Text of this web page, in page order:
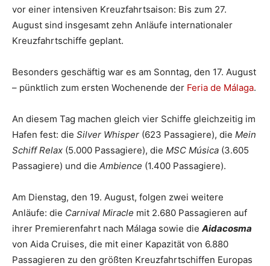
vor einer intensiven Kreuzfahrtsaison: Bis zum 27.
August sind insgesamt zehn Anläufe internationaler
Kreuzfahrtschiffe geplant.
Besonders geschäftig war es am Sonntag, den 17. August
– pünktlich zum ersten Wochenende der Feria de Málaga.
An diesem Tag machen gleich vier Schiffe gleichzeitig im
Hafen fest: die Silver Whisper (623 Passagiere), die Mein
Schiff Relax (5.000 Passagiere), die MSC Música (3.605
Passagiere) und die Ambience (1.400 Passagiere).
Am Dienstag, den 19. August, folgen zwei weitere
Anläufe: die Carnival Miracle mit 2.680 Passagieren auf
ihrer Premierenfahrt nach Málaga sowie die Aidacosma
von Aida Cruises, die mit einer Kapazität von 6.880
Passagieren zu den größten Kreuzfahrtschiffen Europas